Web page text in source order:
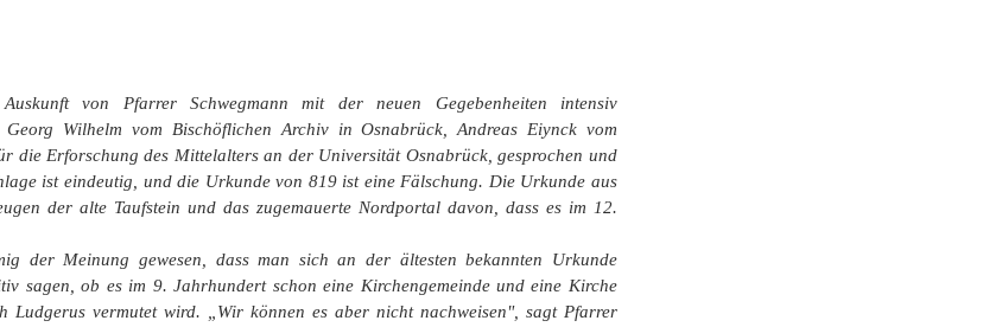
von Pfarrer Schwegmann mit der neuen Gegebenheiten intensiv
Wilhelm vom Bischöflichen Archiv in Osnabrück, Andreas Eiynck vom
die Erforschung des Mittelalters an der Universität Osnabrück, gesprochen und
ist eindeutig, und die Urkunde von 819 ist eine Fälschung. Die Urkunde aus
der alte Taufstein und das zugemauerte Nordportal davon, dass es im 12.
der Meinung gewesen, dass man sich an der ältesten bekannten Urkunde
sagen, ob es im 9. Jahrhundert schon eine Kirchengemeinde und eine Kirche
Ludgerus vermutet wird. „Wir können es aber nicht nachweisen", sagt Pfarrer